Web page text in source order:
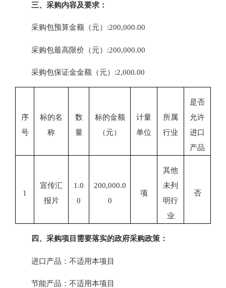
三、采购内容及要求：
采购包预算金额（元） :200,000.00
采购包最高限价（元） :200,000.00
采购包保证金金额（元） :2,000.00
序
号
标的名
称
数
量
标的金额
（元）
计量
单位
所属
行业
是否
允许
进口
产品
1
宣传汇
报片
1.0
0
200,000.0
0
项
其他
未列
明行
业
否
四、采购项目需要落实的政府采购政策：
进口产品：不适用本项目
节能产品：不适用本项目